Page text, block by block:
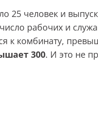
25 человек и
рабочих и
к комбинату,
300. И это не